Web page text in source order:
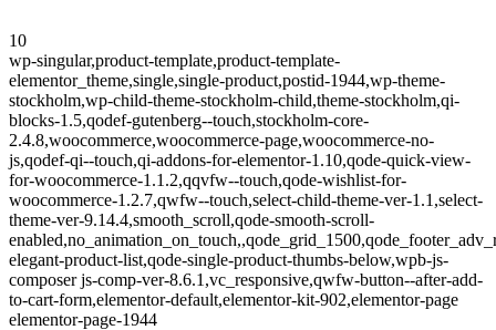
10
wp-singular,product-template,product-template-
elementor_theme,single,single-product,postid-1944,wp-theme-
stockholm,wp-child-theme-stockholm-child,theme-stockholm,qi-
blocks-1.5,qodef-gutenberg--touch,stockholm-core-
2.4.8,woocommerce,woocommerce-page,woocommerce-no-
js,qodef-qi--touch,qi-addons-for-elementor-1.10,qode-quick-view-
for-woocommerce-1.1.2,qqvfw--touch,qode-wishlist-for-
woocommerce-1.2.7,qwfw--touch,select-child-theme-ver-1.1,select-
theme-ver-9.14.4,smooth_scroll,qode-smooth-scroll-
elegant-product-list,qode-single-product-thumbs-below,wpb-js-
composer js-comp-ver-8.6.1,vc_responsive,qwfw-button--after-add-
to-cart-form,elementor-default,elementor-kit-902,elementor-page
elementor-page-1944